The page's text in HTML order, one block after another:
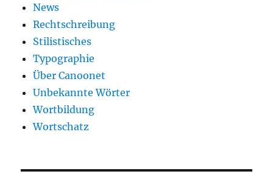
News
Rechtschreibung
Stilistisches
Typographie
Über Canoonet
Unbekannte Wörter
Wortbildung
Wortschatz